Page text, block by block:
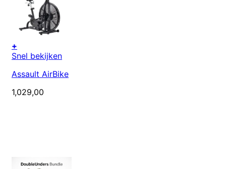
+
Snel bekijken
Assault AirBike
1,029,00